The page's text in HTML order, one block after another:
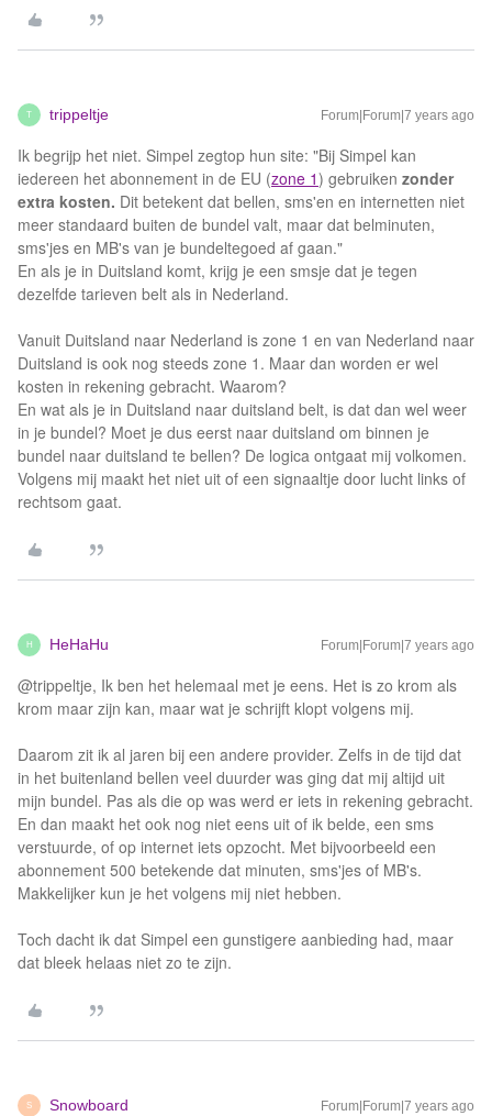
T trippeltje Forum|Forum|7 years ago
Ik begrijp het niet. Simpel zegtop hun site: "Bij Simpel kan
iedereen het abonnement in de EU (zone 1) gebruiken zonder
extra kosten. Dit betekent dat bellen, sms'en en internetten niet
meer standaard buiten de bundel valt, maar dat belminuten,
sms'jes en MB's van je bundeltegoed af gaan."
En als je in Duitsland komt, krijg je een smsje dat je tegen
dezelfde tarieven belt als in Nederland.
Vanuit Duitsland naar Nederland is zone 1 en van Nederland naar
Duitsland is ook nog steeds zone 1. Maar dan worden er wel
kosten in rekening gebracht. Waarom?
En wat als je in Duitsland naar duitsland belt, is dat dan wel weer
in je bundel? Moet je dus eerst naar duitsland om binnen je
bundel naar duitsland te bellen? De logica ontgaat mij volkomen.
Volgens mij maakt het niet uit of een signaaltje door lucht links of
rechtsom gaat.
H HeHaHu Forum|Forum|7 years ago
@trippeltje, Ik ben het helemaal met je eens. Het is zo krom als
krom maar zijn kan, maar wat je schrijft klopt volgens mij.
Daarom zit ik al jaren bij een andere provider. Zelfs in de tijd dat
in het buitenland bellen veel duurder was ging dat mij altijd uit
mijn bundel. Pas als die op was werd er iets in rekening gebracht.
En dan maakt het ook nog niet eens uit of ik belde, een sms
verstuurde, of op internet iets opzocht. Met bijvoorbeeld een
abonnement 500 betekende dat minuten, sms'jes of MB's.
Makkelijker kun je het volgens mij niet hebben.
Toch dacht ik dat Simpel een gunstigere aanbieding had, maar
dat bleek helaas niet zo te zijn.
S Snowboard Forum|Forum|7 years ago